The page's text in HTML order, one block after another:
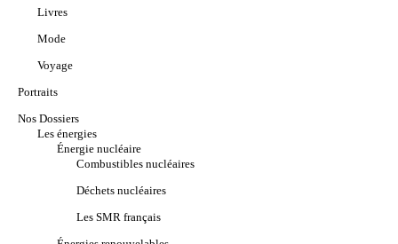
Livres
Mode
Voyage
Portraits
Nos Dossiers
Les énergies
Énergie nucléaire
Combustibles nucléaires
Déchets nucléaires
Les SMR français